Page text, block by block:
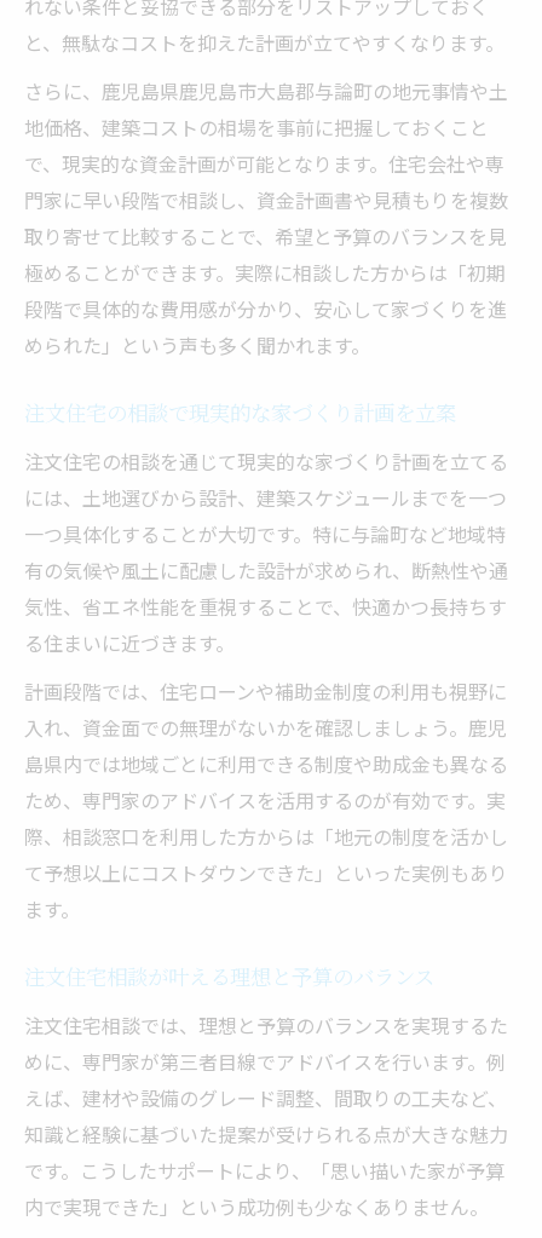
と、無駄なコストを抑えた計画が立てやすくなります。
さらに、鹿児島県鹿児島市大島郡与論町の地元事情や土
地価格、建築コストの相場を事前に把握しておくこと
で、現実的な資金計画が可能となります。住宅会社や専
門家に早い段階で相談し、資金計画書や見積もりを複数
取り寄せて比較することで、希望と予算のバランスを見
極めることができます。実際に相談した方からは「初期
段階で具体的な費用感が分かり、安心して家づくりを進
められた」という声も多く聞かれます。
注文住宅の相談で現実的な家づくり計画を立案
注文住宅の相談を通じて現実的な家づくり計画を立てる
には、土地選びから設計、建築スケジュールまでを一つ
一つ具体化することが大切です。特に与論町など地域特
有の気候や風土に配慮した設計が求められ、断熱性や通
気性、省エネ性能を重視することで、快適かつ長持ちす
る住まいに近づきます。
計画段階では、住宅ローンや補助金制度の利用も視野に
入れ、資金面での無理がないかを確認しましょう。鹿児
島県内では地域ごとに利用できる制度や助成金も異なる
ため、専門家のアドバイスを活用するのが有効です。実
際、相談窓口を利用した方からは「地元の制度を活かし
て予想以上にコストダウンできた」といった実例もあり
ます。
注文住宅相談が叶える理想と予算のバランス
注文住宅相談では、理想と予算のバランスを実現するた
めに、専門家が第三者目線でアドバイスを行います。例
えば、建材や設備のグレード調整、間取りの工夫など、
知識と経験に基づいた提案が受けられる点が大きな魅力
です。こうしたサポートにより、「思い描いた家が予算
内で実現できた」という成功例も少なくありません。